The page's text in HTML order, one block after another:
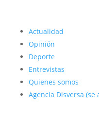
Actualidad
Opinión
Deporte
Entrevistas
Quienes somos
Agencia Disversa (se